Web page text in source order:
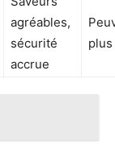
agréables,
sécurité
accrue